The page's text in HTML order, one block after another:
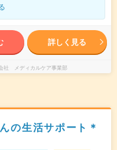
詳しく見る
社 メディカルケア事業部
の生活サポート＊